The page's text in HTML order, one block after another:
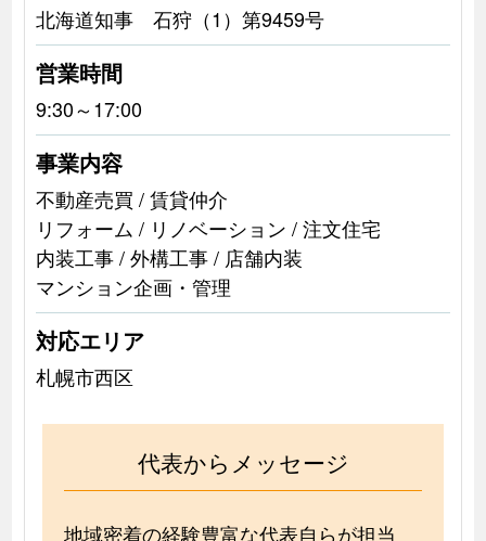
北海道知事 石狩（1）第9459号
営業時間
9:30～17:00
事業内容
不動産売買 / 賃貸仲介
リフォーム / リノベーション / 注文住宅
内装工事 / 外構工事 / 店舗内装
マンション企画・管理
対応エリア
札幌市西区
代表からメッセージ
地域密着の経験豊富な代表自らが担当